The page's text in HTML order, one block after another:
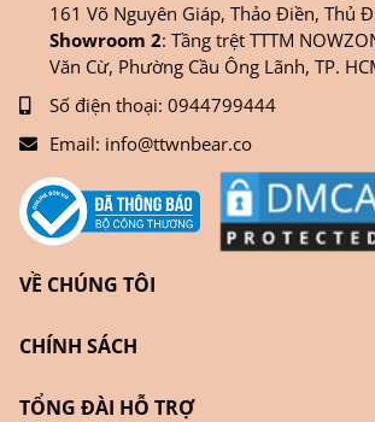
161 Võ Nguyên Giáp, Thảo Điền, Thủ
Showroom 2: Tầng trệt TTTM
Văn Cừ, Phường Cầu Ông Lãnh, TP.
Số điện thoại: 0944799444
Email: info@ttwnbear.co
VỀ CHÚNG TÔI
CHÍNH SÁCH
TỔNG ĐÀI HỖ TRỢ